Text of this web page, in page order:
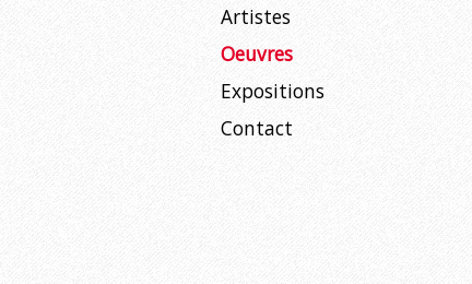
contenu
Artistes
Oeuvres
Expositions
Contact